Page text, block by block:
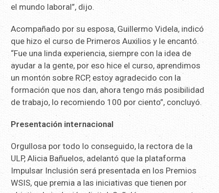
el mundo laboral”, dijo.
Acompañado por su esposa, Guillermo Videla, indicó
que hizo el curso de Primeros Auxilios y le encantó.
“Fue una linda experiencia, siempre con la idea de
ayudar a la gente, por eso hice el curso, aprendimos
un montón sobre RCP, estoy agradecido con la
formación que nos dan, ahora tengo más posibilidad
de trabajo, lo recomiendo 100 por ciento”, concluyó.
Presentación internacional
Orgullosa por todo lo conseguido, la rectora de la
ULP, Alicia Bañuelos, adelantó que la plataforma
Impulsar Inclusión será presentada en los Premios
WSIS, que premia a las iniciativas que tienen por